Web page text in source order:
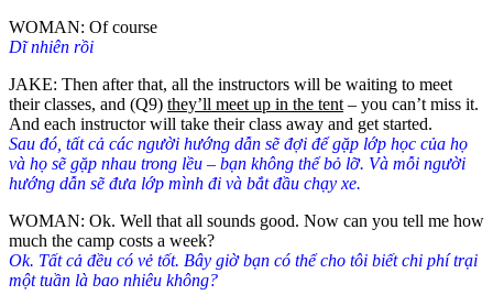
WOMAN: Of course
Dĩ nhiên rồi
JAKE: Then after that, all the instructors will be waiting to meet
their classes, and (Q9) they’ll meet up in the tent – you can’t miss it.
And each instructor will take their class away and get started.
Sau đó, tất cả các người hướng dẫn sẽ đợi để gặp lớp học của họ
và họ sẽ gặp nhau trong lều – bạn không thể bỏ lỡ. Và mỗi người
hướng dẫn sẽ đưa lớp mình đi và bắt đầu chạy xe.
WOMAN: Ok. Well that all sounds good. Now can you tell me how
much the camp costs a week?
Ok. Tất cả đều có vẻ tốt. Bây giờ bạn có thể cho tôi biết chi phí trại
một tuần là bao nhiêu không?